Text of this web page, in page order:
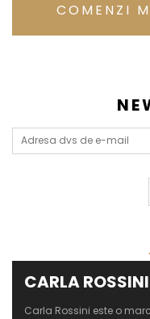
COMENZI
CARLA ROSSINI
Carla Rossini este o